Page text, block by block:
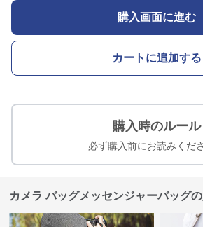
購入画面に進む
カートに追加する
購入時のルール
必ず購入前にお読みくだ
カメラ バッグメッセンジャーバッグ